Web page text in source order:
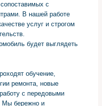
с
В нашей работе
услуг и строгом
будет выглядеть
обучение,
ремонта, новые
с передовыми
Мы бережно и